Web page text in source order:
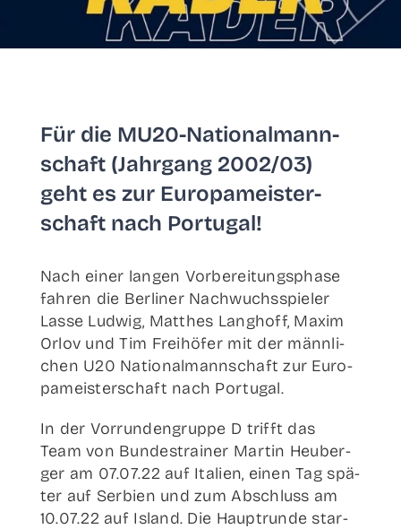
Für die MU20-Natio­nal­­man­n­­
schaft (Jahr­gang 2002/03)
geht es zur Euro­pa­meis­ter­
schaft nach Portugal!
Nach einer lan­gen Vor­be­rei­tungs­pha­se
fah­ren die Ber­li­ner Nach­wuchs­spie­ler
Las­se Lud­wig, Matthes Lang­hoff, Maxim
Orl­ov und Tim Frei­hö­fer mit der männ­li­
chen U20 Natio­nal­mann­schaft zur Euro­
pa­meis­ter­schaft nach Portugal.
In der Vor­run­den­grup­pe D trifft das
Team von Bun­des­trai­ner Mar­tin Heu­ber­
ger am 07.07.22 auf Ita­li­en, einen Tag spä­
ter auf Ser­bi­en und zum Abschluss am
10.07.22 auf Island. Die Haupt­run­de star­